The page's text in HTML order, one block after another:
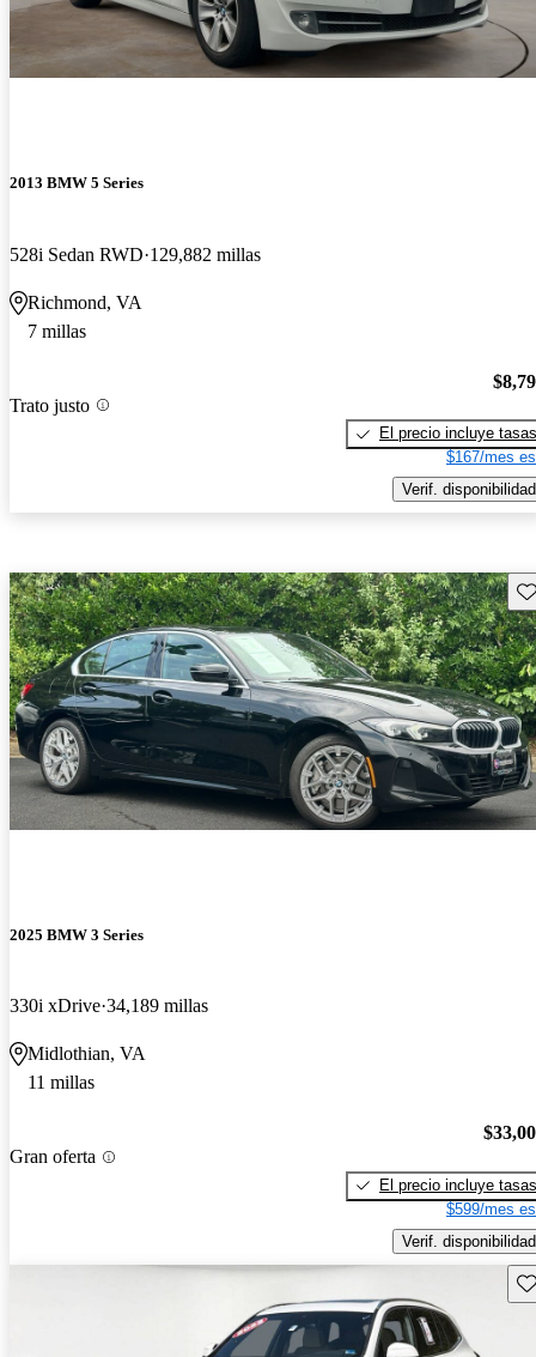
2013 BMW 5 Series
528i Sedan RWD 129,882 millas
Richmond, VA
7 millas
Trato justo
El precio incluye tasas
$167/mes
Verif. disponibilidad
2025 BMW 3 Series
330i xDrive 34,189 millas
Midlothian, VA
11 millas
Gran oferta
El precio incluye tasas
$599/mes
Verif. disponibilidad